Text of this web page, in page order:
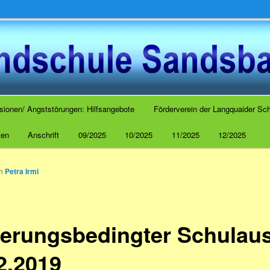
Angststörungen: Hilfsangebote Förderverein der Langquaider
Anschrift 09/2025 10/2025 11/2025 12/2025
Petra Irmi